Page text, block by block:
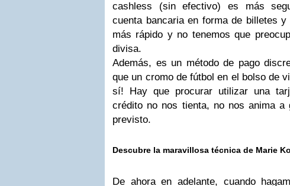
cashless (sin efectivo) es más
cuenta bancaria en forma de billetes y
más rápido y no tenemos que
divisa.
Además, es un método de pago
que un cromo de fútbol en el bolso de
sí! Hay que procurar utilizar una
crédito no nos tienta, no nos anima a
previsto.
Descubre la maravillosa técnica de Marie
De ahora en adelante, cuando